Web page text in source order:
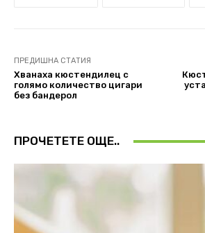
ПРЕДИШНА СТАТИЯ
Хванаха кюстендилец с
голямо количество цигари
без бандерол
ПРОЧЕТЕТЕ ОЩЕ..